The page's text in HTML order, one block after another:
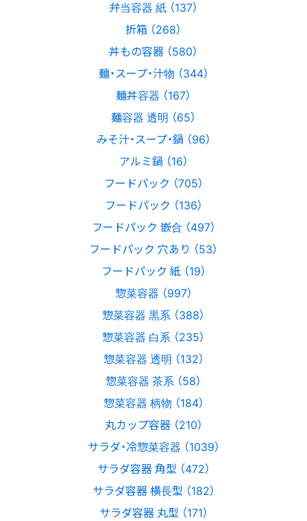
弁当容器 紙 （137）
折箱 （268）
丼もの容器 （580）
麺・スープ・汁物 （344）
麺丼容器 （167）
麺容器 透明 （65）
みそ汁・スープ・鍋 （96）
アルミ鍋 （16）
フードパック （705）
フードパック （136）
フードパック 嵌合 （497）
フードパック 穴あり （53）
フードパック 紙 （19）
惣菜容器 （997）
惣菜容器 黒系 （388）
惣菜容器 白系 （235）
惣菜容器 透明 （132）
惣菜容器 茶系 （58）
惣菜容器 柄物 （184）
丸カップ容器 （210）
サラダ・冷惣菜容器 （1039）
サラダ容器 角型 （472）
サラダ容器 横長型 （182）
サラダ容器 丸型 （171）